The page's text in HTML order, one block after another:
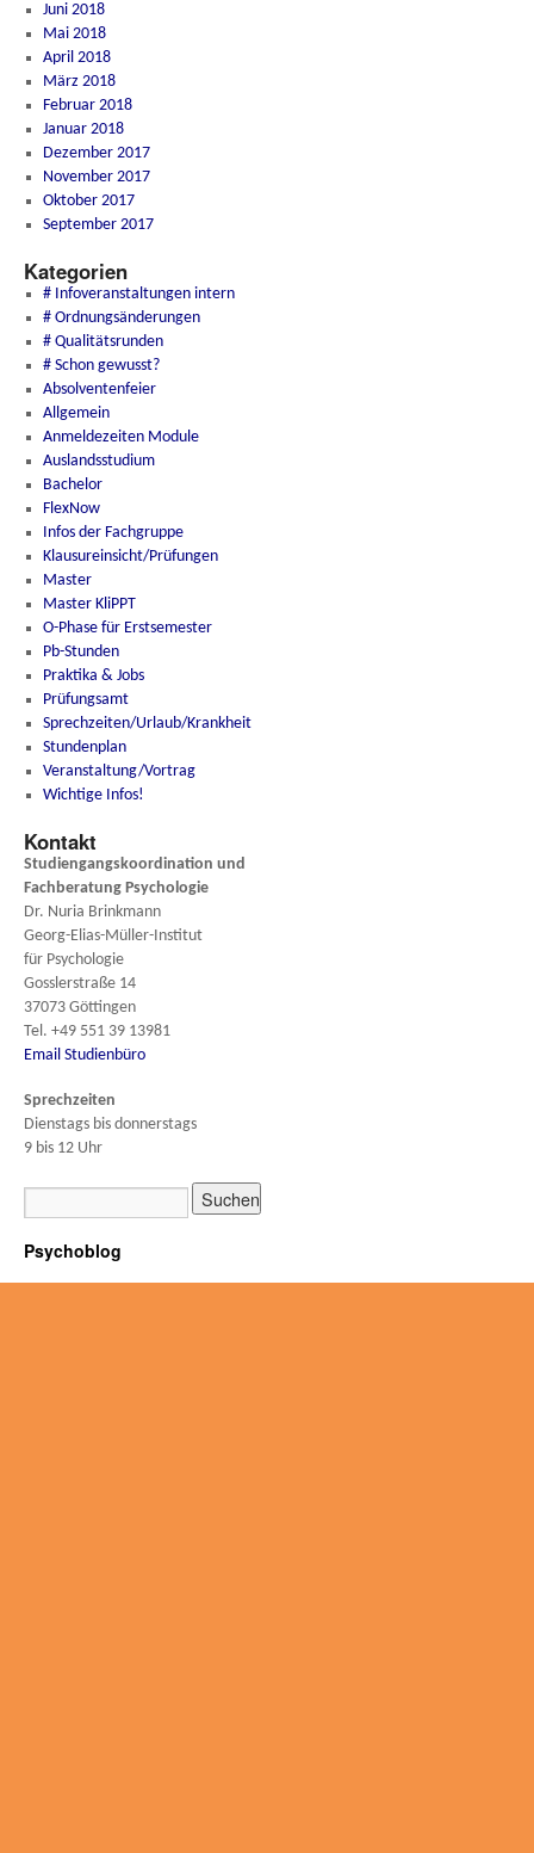
Juni 2018
Mai 2018
April 2018
März 2018
Februar 2018
Januar 2018
Dezember 2017
November 2017
Oktober 2017
September 2017
Kategorien
# Infoveranstaltungen intern
# Ordnungsänderungen
# Qualitätsrunden
# Schon gewusst?
Absolventenfeier
Allgemein
Anmeldezeiten Module
Auslandsstudium
Bachelor
FlexNow
Infos der Fachgruppe
Klausureinsicht/Prüfungen
Master
Master KliPPT
O-Phase für Erstsemester
Pb-Stunden
Praktika & Jobs
Prüfungsamt
Sprechzeiten/Urlaub/Krankheit
Stundenplan
Veranstaltung/Vortrag
Wichtige Infos!
Kontakt
Studiengangskoordination und
Fachberatung Psychologie
Dr. Nuria Brinkmann
Georg-Elias-Müller-Institut
für Psychologie
Gosslerstraße 14
37073 Göttingen
Tel. +49 551 39 13981
Email Studienbüro
Sprechzeiten
Dienstags bis donnerstags
9 bis 12 Uhr
Psychoblog